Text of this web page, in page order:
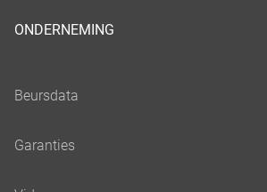
ONDERNEMING